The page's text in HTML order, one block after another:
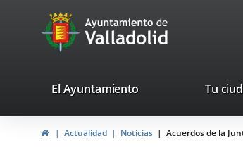
Portal
Web
Ayuntamiento
de
valladolid.es
El Ayuntamiento Tu
HomeActualidad Noticias Acuerdos de la